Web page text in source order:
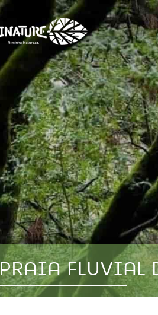
PRAIA FLUVIAL